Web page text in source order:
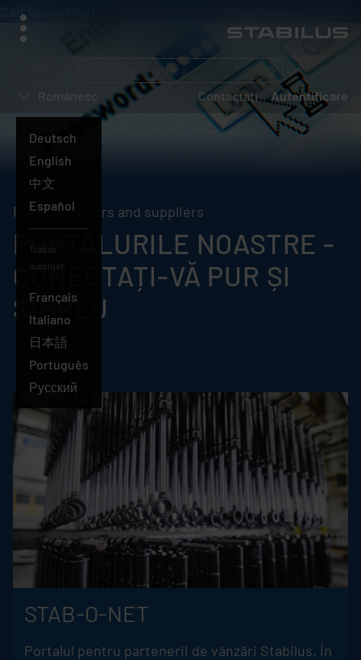
Salt la conținut
meniu
Românesc
Deutsch
English
中文
Español
Tradus
automat:
Français
Italiano
日本語
Português
Русский
Românesc
Contactați Autentificare
For distributors and suppliers
PORTALURILE NOASTRE -
CONECTAȚI-VĂ PUR ȘI
SIMPLU
STAB-O-NET
Portalul pentru partenerii de vânzări Stabilus. În
căutați?